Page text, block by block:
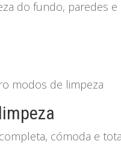
cómoda e